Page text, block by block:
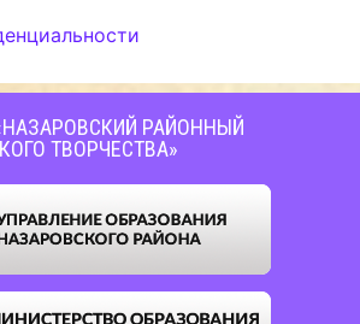
РАЙОННЫЙ
ТВОРЧЕСТВА»